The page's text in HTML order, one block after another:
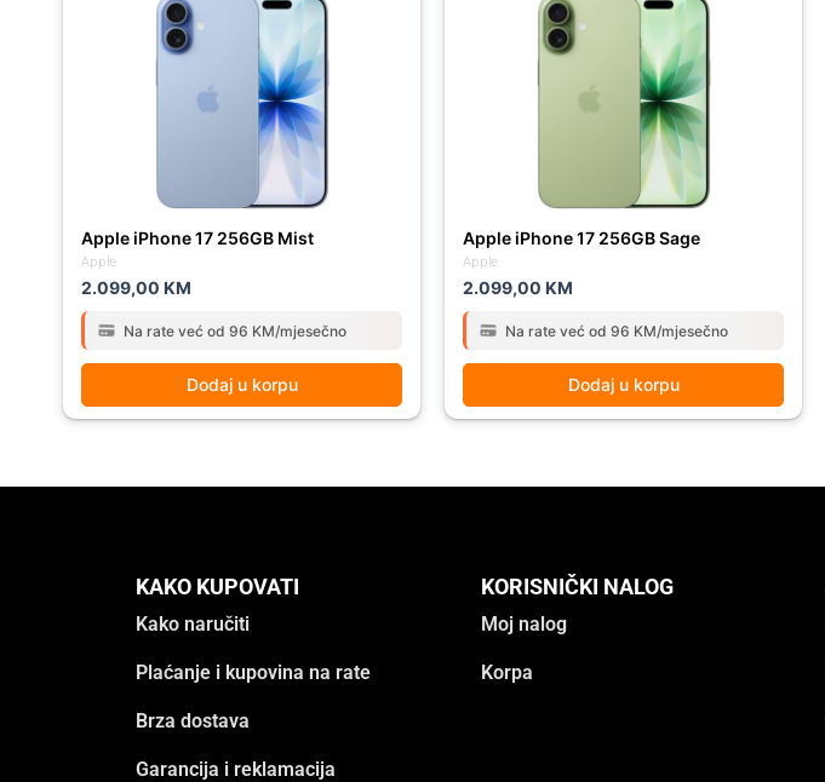
Apple
Apple iPhone 17 256GB Mist
2.099,00 KM
Na rate već od 96 KM/mjesečno
Dodaj u korpu
Apple
Apple iPhone 17 256GB Sage
2.099,00 KM
Na rate već od 96 KM/mjesečno
Dodaj u korpu
KAKO KUPOVATI
Kako naručiti
Plaćanje i kupovina na rate
Brza dostava
Garancija i reklamacija
KORISNIČKI NALOG
Moj nalog
Korpa